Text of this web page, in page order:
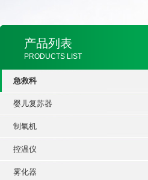
产品列表
PRODUCTS LIST
急救科
婴儿复苏器
制氧机
控温仪
雾化器